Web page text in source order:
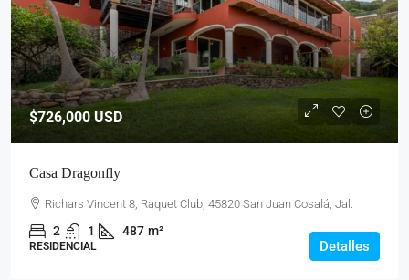
$726,000USD
Casa Dragonfly
Richars Vincent 8, Raquet Club, 45820 San Juan Cosalá, Jal.
2 1 487 m²
RESIDENCIAL Detalles